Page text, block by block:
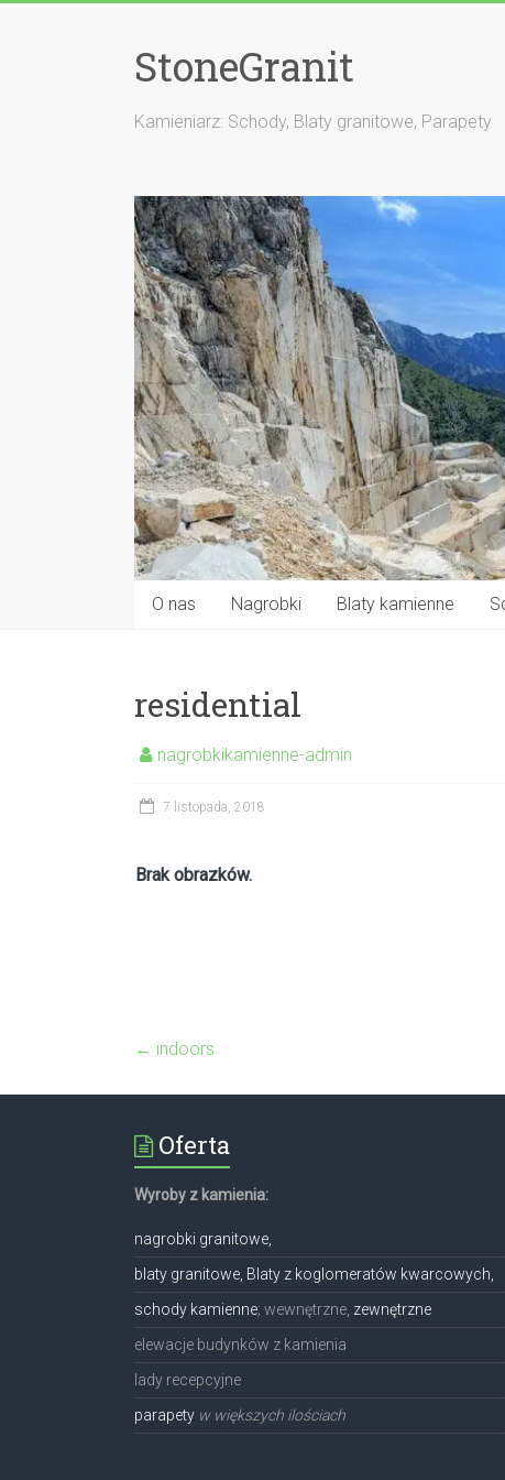
StoneGranit
Kamieniarz: Schody, Blaty granitowe, Parapety
O nas Nagrobki Blaty kamienne
residential
nagrobkikamienne-admin
7 listopada, 2018
Brak obrazków.
← indoors
Oferta
Wyroby z kamienia:
nagrobki granitowe,
blaty granitowe, Blaty z koglomeratów kwarcowych,
schody kamienne; wewnętrzne, zewnętrzne
elewacje budynków z kamienia
lady recepcyjne
parapety w większych ilościach